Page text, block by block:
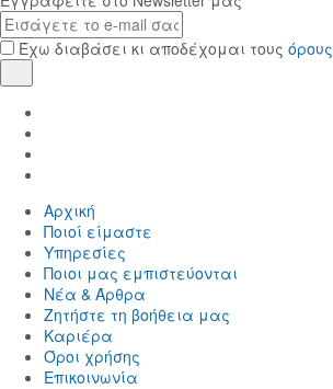
E-
mailΈχω διαβάσει κι αποδέχομαι τους
Twitter
in
LinkedIn
Αρχική
Ποιοί είμαστε
Yπηρεσίες
Ποιοι μας εμπιστεύονται
Νέα & Άρθρα
Ζητήστε τη βοήθεια μας
Καριέρα
Όροι χρήσης
Επικοινωνία